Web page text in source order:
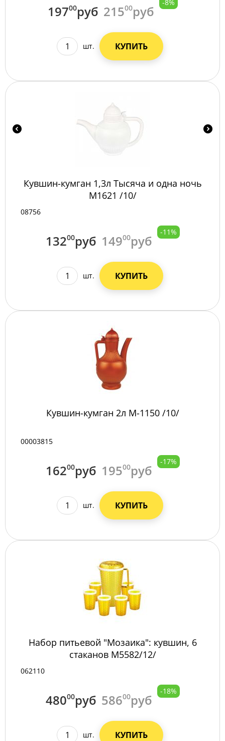
19700руб 21500руб
-8%
шт. КУПИТЬ
Кувшин-кумган 1,3л Тысяча и одна ночь
М1621 /10/
08756
13200руб 14900руб
-11%
шт. КУПИТЬ
Кувшин-кумган 2л М-1150 /10/
00003815
16200руб 19500руб
-17%
шт. КУПИТЬ
Набор питьевой "Мозаика": кувшин, 6
стаканов М5582/12/
062110
48000руб 58600руб
-18%
шт. КУПИТЬ